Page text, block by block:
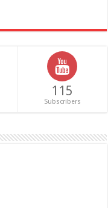
115
Subscribers